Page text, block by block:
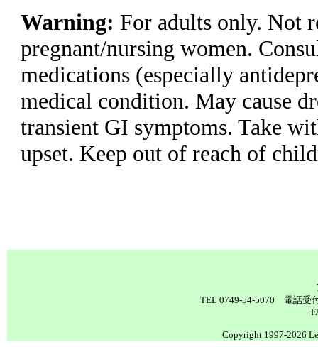
Warning: For adults only. Not
pregnant/nursing women.
medications (especially
medical condition. May cause
transient GI symptoms. Take
upset. Keep out of reach of
TEL 0749-54-5070 電話受
Copyright 1997-2026